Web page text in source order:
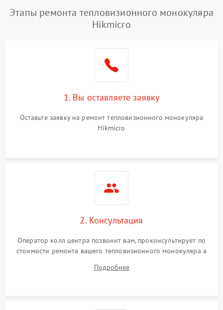
Этапы ремонта тепловизионного монокуляра
Hikmicro
1. Вы оставляете заявку
Оставьте заявку на ремонт тепловизионного монокуляра
Hikmicro
2. Консультация
Оператор колл центра позвонит вам, проконсультирует по
стоимости ремонта вашего тепловизионного монокуляра а
Подробнее